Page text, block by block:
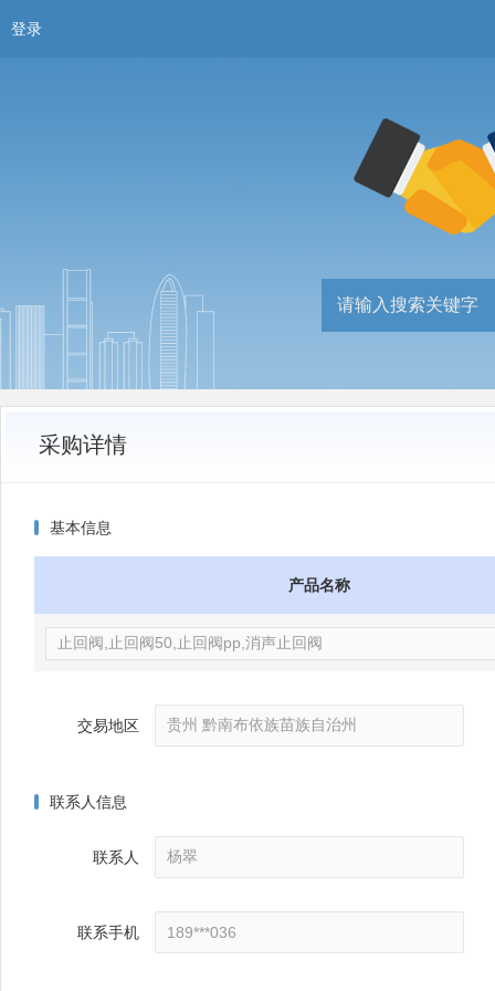
登录
采购详情
基本信息
产品名称
交易地区
联系人信息
联系人
联系手机